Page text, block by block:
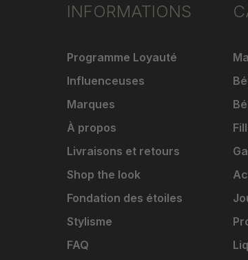
INFORMATIONS
Programme Loyauté
Influenceuses
Marques
À propos
Livraisons et retours
Shop the look
Fondation des étoiles
Stylisme
FAQ